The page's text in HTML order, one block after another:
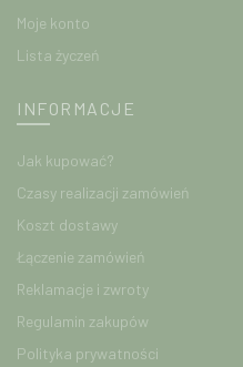
Moje konto
Lista życzeń
INFORMACJE
Jak kupować?
Czasy realizacji zamówień
Koszt dostawy
Łączenie zamówień
Reklamacje i zwroty
Regulamin zakupów
Polityka prywatności